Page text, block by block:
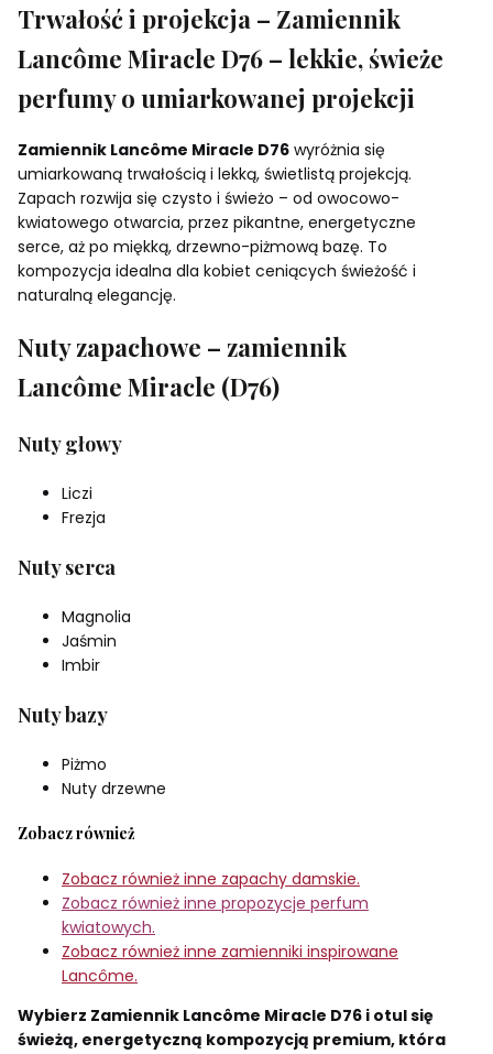
Trwałość i projekcja – Zamiennik
Lancôme Miracle D76 – lekkie, świeże
perfumy o umiarkowanej projekcji
Zamiennik Lancôme Miracle D76 wyróżnia się
umiarkowaną trwałością i lekką, świetlistą projekcją.
Zapach rozwija się czysto i świeżo – od owocowo-
kwiatowego otwarcia, przez pikantne, energetyczne
serce, aż po miękką, drzewno-piżmową bazę. To
kompozycja idealna dla kobiet ceniących świeżość i
naturalną elegancję.
Nuty zapachowe – zamiennik
Lancôme Miracle (D76)
Nuty głowy
Liczi
Frezja
Nuty serca
Magnolia
Jaśmin
Imbir
Nuty bazy
Piżmo
Nuty drzewne
Zobacz również
Zobacz również inne zapachy damskie.
Zobacz również inne propozycje perfum
kwiatowych.
Zobacz również inne zamienniki inspirowane
Lancôme.
Wybierz Zamiennik Lancôme Miracle D76 i otul się
świeżą, energetyczną kompozycją premium, która